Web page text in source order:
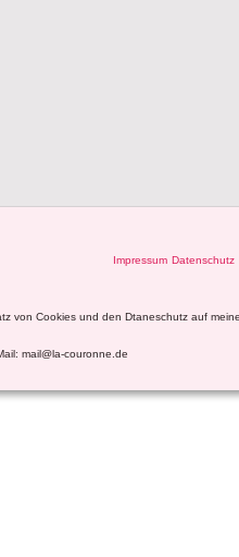
Impressum Datenschutz
von Cookies und den Dtaneschutz auf
mail@la-couronne.de